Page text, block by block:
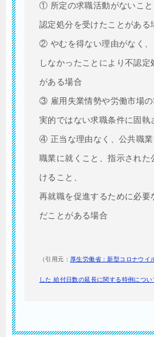
① 所定の求職活動がないこ
認定処分を受けたことがある
② やむを得ない理由がなく
しなかったことにより不認定
がある場合
③ 雇用失業情勢や労働市場の
実的ではない求職条件に固執
④ 正当な理由なく、公共職業
職業に就くこと、指示された
けること、
再就職を促進するために必要
だことがある場合
（引用元： 厚生労働省：新型コロナウイ
した 給付日数の延長に関する特例につい